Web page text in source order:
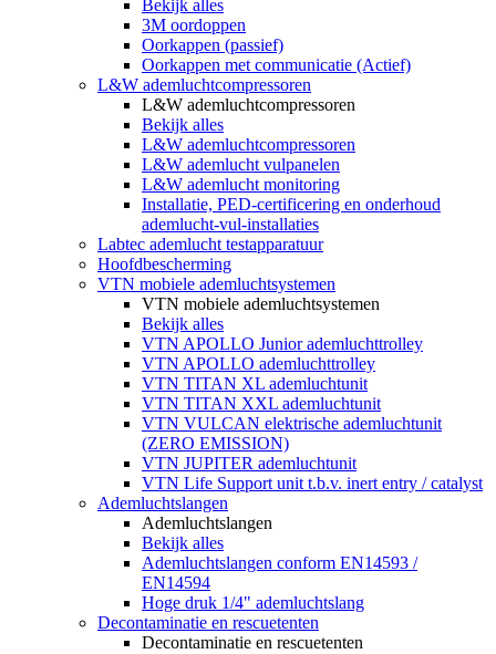
Bekijk alles
3M oordoppen
Oorkappen (passief)
Oorkappen met communicatie (Actief)
L&W ademluchtcompressoren
L&W ademluchtcompressoren
Bekijk alles
L&W ademluchtcompressoren
L&W ademlucht vulpanelen
L&W ademlucht monitoring
Installatie, PED-certificering en onderhoud
ademlucht-vul-installaties
Labtec ademlucht testapparatuur
Hoofdbescherming
VTN mobiele ademluchtsystemen
VTN mobiele ademluchtsystemen
Bekijk alles
VTN APOLLO Junior ademluchttrolley
VTN APOLLO ademluchttrolley
VTN TITAN XL ademluchtunit
VTN TITAN XXL ademluchtunit
VTN VULCAN elektrische ademluchtunit
(ZERO EMISSION)
VTN JUPITER ademluchtunit
VTN Life Support unit t.b.v. inert entry / catalyst
Ademluchtslangen
Ademluchtslangen
Bekijk alles
Ademluchtslangen conform EN14593 /
EN14594
Hoge druk 1/4" ademluchtslang
Decontaminatie en rescuetenten
Decontaminatie en rescuetenten